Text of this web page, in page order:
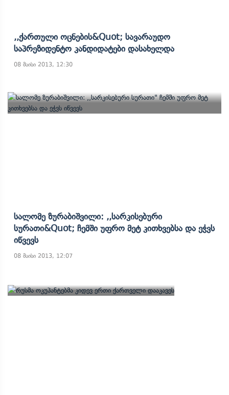
,,ქართული Ოცნების&quot; Სავარაუდო
Საპრეზიდენტო Კანდიდატები Დასახელდა
08 მაისი 2013, 12:30
Სალომე Ზურაბიშვილი: ,,სარკისებური
Სურათი&quot; Ჩემში Უფრო Მეტ Კითხვებსა Და Ეჭვს
Იწვევს
08 მაისი 2013, 12:07